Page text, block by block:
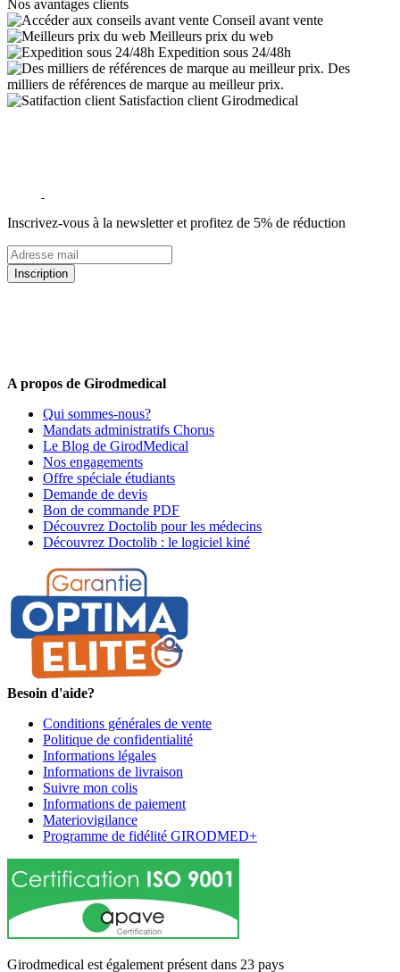
Nos avantages clients
Conseil avant vente
Meilleurs prix du web
Expedition sous 24/48h
Des
milliers de références de marque au meilleur prix.
Satisfaction client Girodmedical
Inscrivez-vous à la newsletter et profitez de 5% de réduction
Inscription
A propos de Girodmedical
Qui sommes-nous?
Mandats administratifs Chorus
Le Blog de GirodMedical
Nos engagements
Offre spéciale étudiants
Demande de devis
Bon de commande PDF
Découvrez Doctolib pour les médecins
Découvrez Doctolib : le logiciel kiné
Besoin d'aide?
Conditions générales de vente
Politique de confidentialité
Informations légales
Informations de livraison
Suivre mon colis
Informations de paiement
Materiovigilance
Programme de fidélité GIRODMED+
Girodmedical est également présent dans 23 pays